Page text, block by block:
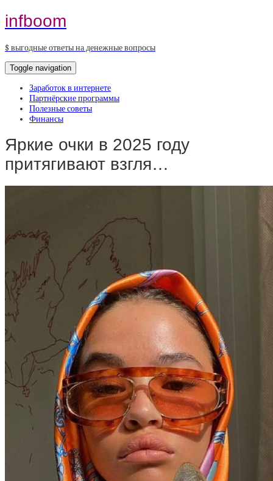
infboom
$ выгодные ответы на денежные вопросы
Toggle navigation
Заработок в интернете
Партнёрские программы
Полезные советы
Финансы
Яркие очки в 2025 году
притягивают взгля…